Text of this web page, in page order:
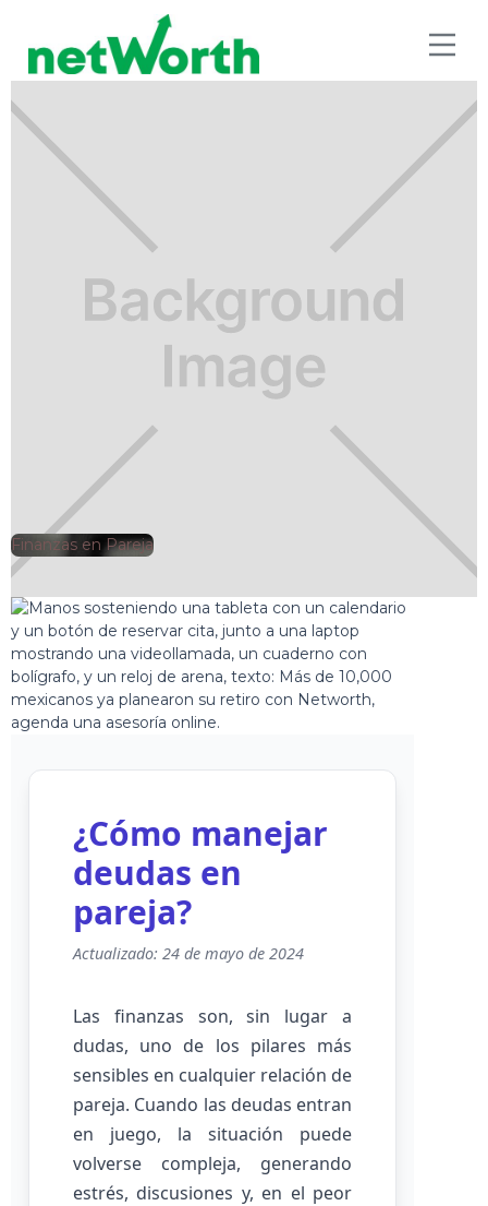
FINANZAS EN PAREJA
Jorge Gutiérrez
Finanzas en Pareja
¿Cómo manejar
deudas en
pareja?
Actualizado: 24 de mayo de 2024
Las finanzas son, sin lugar a
dudas, uno de los pilares más
sensibles en cualquier relación de
pareja. Cuando las deudas entran
en juego, la situación puede
volverse compleja, generando
estrés, discusiones y, en el peor